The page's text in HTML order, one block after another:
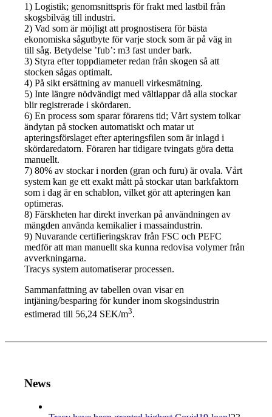
1) Logistik; genomsnittspris för frakt med lastbil från
skogsbilväg till industri.
2) Vad som är möjligt att prognostisera för bästa
ekonomiska sågutbyte för varje stock som är på väg in
till såg. Betydelse ’fub’: m3 fast under bark.
3) Styra efter toppdiameter redan från skogen så att
stocken sågas optimalt.
4) På sikt ersättning av manuell virkesmätning.
5) Inte längre nödvändigt med vältlappar då alla stockar
blir registrerade i skördaren.
6) En process som sparar förarens tid; Vårt system tolkar
ändytan på stocken automatiskt och matar ut
apteringsförslaget efter apteringsfilen som är inlagd i
skördaredatorn. Föraren har tidigare tvingats göra detta
manuellt.
7) 80% av stockar i norden (gran och furu) är ovala. Vårt
system kan ge ett exakt mått på stockar utan barkfaktorn
som i dag är en schablon, vilket gör att apteringen kan
optimeras.
8) Färskheten har direkt inverkan på användningen av
mängden använda kemikalier i massaindustrin.
9) Nuvarande certifieringskrav från FSC och PEFC
medför att man manuellt ska kunna redovisa volymer från
avverkningarna.
Tracys system automatiserar processen.
Sammanfattning av tabellen ovan visar en
intjäning/besparing för kunder inom skogsindustrin
estimerad till 56,24 SEK/m3.
News